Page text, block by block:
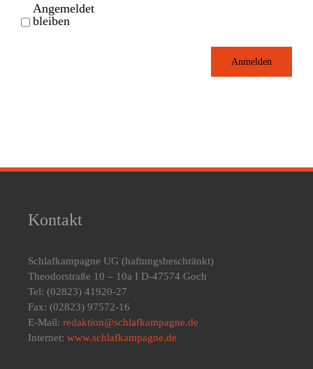
Angemeldet
bleiben
Anmelden
Kontakt
Schlafkampagne UG (haftungsbeschränkt)
Theodorstraße 10 – 10a I D-47574 Goch
Tel: (02823) 41920-27
Fax: (02823) 97572-16
E-Mail: redaktion@schlafkampagne.de
Internet: www.schlafkampagne.de